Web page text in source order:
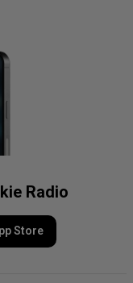
Radio
Store